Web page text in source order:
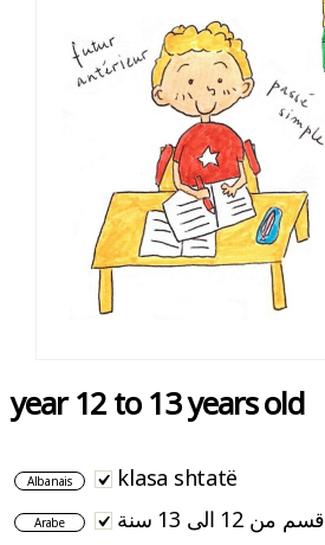
year 12 to 13 years old
Albanais klasa shtatë
Arabe قسم من 12 الى 13 سنة